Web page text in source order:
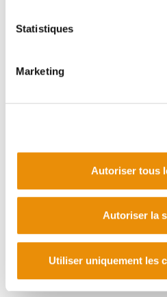
Statistiques
Marketing
Autoriser tous
Autoriser la
Utiliser uniquement les